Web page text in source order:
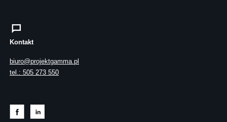
Kontakt
biuro@projektgamma.pl
tel.: 505 273 550